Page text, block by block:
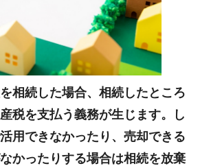
相続した場合、相続したところ
税を支払う義務が生じます。し
用できなかったり、売却できる
かったりする場合は相続を放棄